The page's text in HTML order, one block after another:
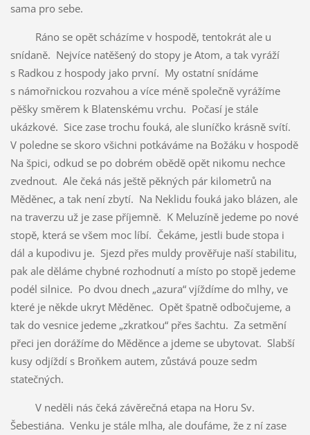
sama pro sebe.
Ráno se opět scházíme v hospodě, tentokrát ale u
snídaně. Nejvíce natěšený do stopy je Atom, a tak vyráží
s Radkou z hospody jako první. My ostatní snídáme
s námořnickou rozvahou a více méně společně vyrážíme
pěšky směrem k Blatenskému vrchu. Počasí je stále
ukázkové. Sice zase trochu fouká, ale sluníčko krásně svítí.
V poledne se skoro všichni potkáváme na Božáku v hospodě
Na špici, odkud se po dobrém obědě opět nikomu nechce
zvednout. Ale čeká nás ještě pěkných pár kilometrů na
Měděnec, a tak není zbytí. Na Neklidu fouká jako blázen, ale
na traverzu už je zase příjemně. K Meluzíně jedeme po nové
stopě, která se všem moc líbí. Čekáme, jestli bude stopa i
dál a kupodivu je. Sjezd přes muldy prověřuje naší stabilitu,
pak ale děláme chybné rozhodnutí a místo po stopě jedeme
podél silnice. Po dvou dnech „azura“ vjíždíme do mlhy, ve
které je někde ukryt Měděnec. Opět špatně odbočujeme, a
tak do vesnice jedeme „zkratkou“ přes šachtu. Za setmění
přeci jen dorážíme do Měděnce a jdeme se ubytovat. Slabší
kusy odjíždí s Broňkem autem, zůstává pouze sedm
statečných.
V neděli nás čeká závěrečná etapa na Horu Sv.
Šebestiána. Venku je stále mlha, ale doufáme, že z ní zase